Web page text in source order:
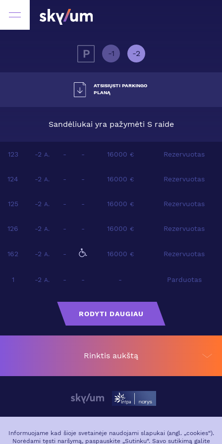
-1 -2
ATSISIŲSTI PARKINGO
PLANĄ
Sandėliukai yra pažymėti S raide
123 -2 A. - - 16000 € Rezervuotas
124 -2 A. - - 16000 € Rezervuotas
125 -2 A. - - 16000 € Rezervuotas
126 -2 A. - - 16000 € Rezervuotas
162 -2 A. - 16000 € Rezervuotas
1 -2 A. - - - Parduotas
RODYTI DAUGIAU
Rinktis aukštą
VIETA MIESTE
GALERIJA
Informuojame kad šioje svetainėje naudojami slapukai (angl. „cookies“).
Norėdami tęsti naršymą, paspauskite „Sutinku“. Savo sutikimą galite